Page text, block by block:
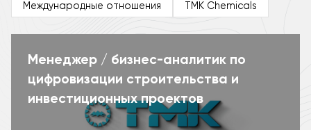
Международные отношения TMK Chemicals
Менеджер / бизнес-аналитик по
цифровизации строительства и
инвестиционных проектов